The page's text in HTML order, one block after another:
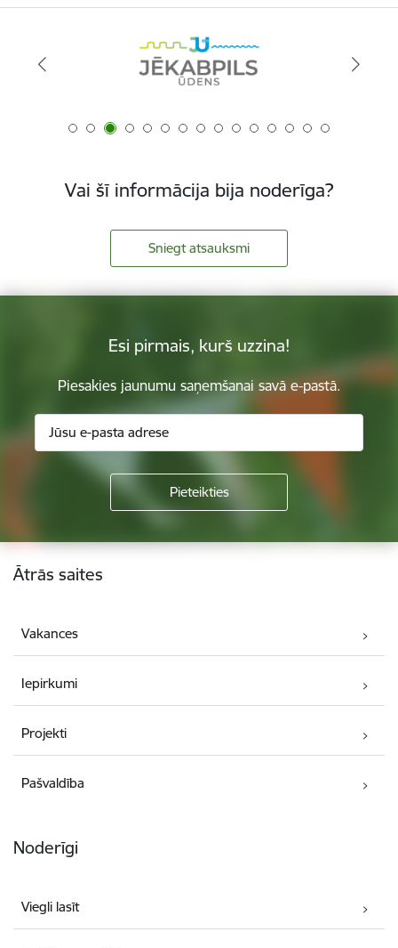
Vai šī informācija bija noderīga?
Sniegt atsauksmi
Esi pirmais, kurš uzzina!
Piesakies jaunumu saņemšanai savā e-pastā.
Kājene
Ātrās saites
Vakances
Iepirkumi
Projekti
Pašvaldība
Noderīgi
Viegli lasīt